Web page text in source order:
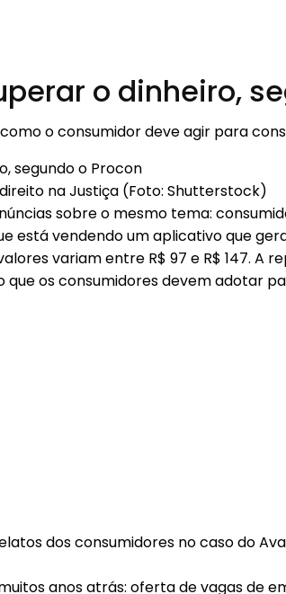
o dinheiro,
o consumidor deve agir para
na Justiça (Foto: Shutterstock)
sobre o mesmo tema:
vendendo um aplicativo que
variam entre R$ 97 e R$ 147. A
os consumidores devem adotar
dos consumidores no caso do
anos atrás: oferta de vagas de